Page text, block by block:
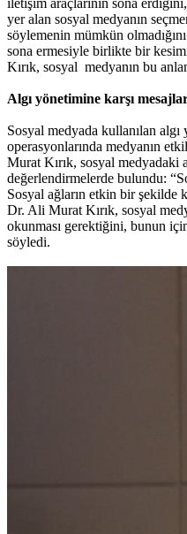
iletişim araçlarının sona
yer alan sosyal medyanın
söylemenin mümkün
sona ermesiyle birlikte bir
Kırık, sosyal medyanın bu
Algı yönetimine karşı
Sosyal medyada kullanılan
operasyonlarında medyanın
Murat Kırık, sosyal medyadaki
değerlendirmelerde bulundu:
Sosyal ağların etkin bir şekilde
Dr. Ali Murat Kırık, sosyal
okunması gerektiğini, bunun
söyledi.